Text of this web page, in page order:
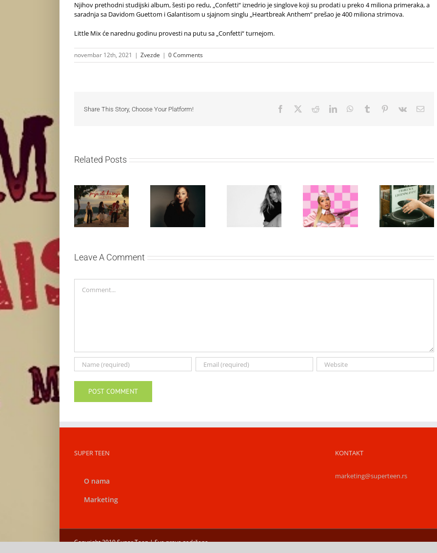
Njihov prethodni studijski album, šesti po redu, „Confetti“ iznedrio je singlove koji su prodati u preko 4 miliona primeraka, a
saradnja sa Davidom Guettom i Galantisom u sjajnom singlu „Heartbreak Anthem“ prešao je 400 miliona strimova.
Little Mix će narednu godinu provesti na putu sa „Confetti“ turnejom.
novembar 12th, 2021 | Zvezde | 0 Comments
Share This Story, Choose Your Platform! Facebook RedditLinkedInWhatsApp
Tumblr Pinterest
Vk
Related Posts
Silente
objavio novi
Ariana Grande
objavila singl
„Matadora“ i
najavila novi
album „No Me
Paris Hilton
ponovo u ulozi
„Gloss Boss“
u kampanji
NYX
Know“
među prvim
stanicama
nove ere
Charli xcx:
Objavljen
preslušavanje
Leave A Comment
SUPER TEEN
O nama
Marketing
KONTAKT
marketing@superteen.rs
Copyright 2019 Super Teen | Sva prava zadržana